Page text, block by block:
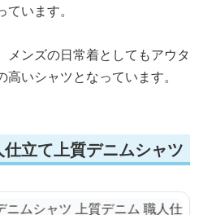
います。
メンズの日常着としてもアウタ
いシャツとなっています。
立て上質デニムシャツ